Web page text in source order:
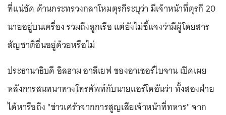
ที่แน่ชัด ด้านกระทรวงกลาโหมตุรกีระบุว่า มีเจ้าหน้าที่ตุรกี 20
นายอยู่บนเครื่อง รวมถึงลูกเรือ แต่ยังไม่ชี้แจงว่ามีผู้โดยสาร
สัญชาติอื่นอยู่ด้วยหรือไม่
ประธานาธิบดี อิลฮาม อาลีเยฟ ของอาเซอร์ไบจาน เปิดเผย
หลังการสนทนาทางโทรศัพท์กับนายแอร์โดอันว่า ทั้งสองฝ่าย
ได้หารือถึง "ข่าวเศร้าจากการสูญเสียเจ้าหน้าที่ทหาร" จาก